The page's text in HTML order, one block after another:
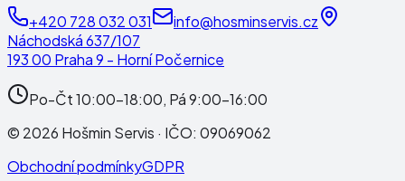
+420 728 032 031
info@hosminservis.cz
Náchodská 637/107
193 00 Praha 9 - Horní Počernice
Po-Čt 10:00-18:00, Pá 9:00-16:00
© 2026 Hošmin Servis · IČO: 09069062
Obchodní podmínkyGDPR